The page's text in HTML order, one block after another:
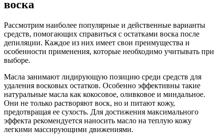
воска
Рассмотрим наиболее популярные и действенные варианты
средств, помогающих справиться с остатками воска после
депиляции. Каждое из них имеет свои преимущества и
особенности применения, которые необходимо учитывать при
выборе.
Масла занимают лидирующую позицию среди средств для
удаления восковых остатков. Особенно эффективны такие
натуральные масла как кокосовое, оливковое и миндальное.
Они не только растворяют воск, но и питают кожу,
предотвращая ее сухость. Для достижения максимального
эффекта рекомендуется наносить масло на теплую кожу
легкими массирующими движениями.